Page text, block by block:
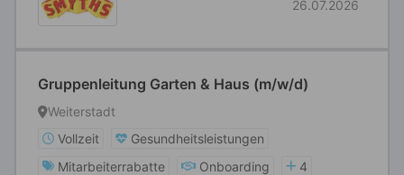
26.07.2026
Gruppenleitung Garten & Haus (m/w/d)
Weiterstadt
Vollzeit
Gesundheitsleistungen
Mitarbeiterrabatte
Onboarding
4